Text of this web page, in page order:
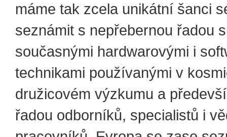
máme tak zcela unikátní šanci
seznámit s nepřebernou řadou
současnými hardwarovými i
technikami používanými v
družicovém výzkumu a
řadou odborníků, specialistů i